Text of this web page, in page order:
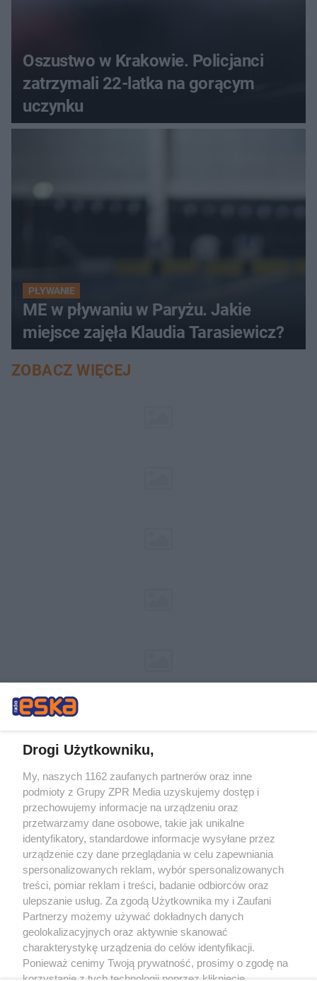
Oszustwo w Krakowie. Policjanci
zatrzymali 22-latka na gorącym
uczynku
PŁYWANIE
ME w pływaniu w Paryżu. Jakie
miejsce zajęła Klaudia Tarasiewicz?
ZOBACZ WIĘCEJ
Żaden utwór zamieszczony w serwisie nie może być powielany i
rozpowszechniany lub dalej rozpowszechniany w jakikolwiek sposób (w
tym także elektroniczny lub mechaniczny) na jakimkolwiek polu
eksploatacji w jakiejkolwiek formie, włącznie z umieszczaniem w Internecie
bez pisemnej zgody właściciela praw. Jakiekolwiek użycie lub
wykorzystanie utworów w całości lub w części z naruszeniem prawa, tzn.
bez właściwej zgody, jest zabronione pod groźbą kary i może być ścigane
prawnie.
O nas
Drogi Użytkowniku,
My, naszych 1162 zaufanych partnerów oraz inne
podmioty z Grupy ZPR Media uzyskujemy dostęp i
przechowujemy informacje na urządzeniu oraz
przetwarzamy dane osobowe, takie jak unikalne
identyfikatory, standardowe informacje wysyłane przez
urządzenie czy dane przeglądania w celu zapewniania
spersonalizowanych reklam, wybór spersonalizowanych
treści, pomiar reklam i treści, badanie odbiorców oraz
ulepszanie usług. Za zgodą Użytkownika my i Zaufani
Partnerzy możemy używać dokładnych danych
geolokalizacyjnych oraz aktywnie skanować
charakterystykę urządzenia do celów identyfikacji.
Ponieważ cenimy Twoją prywatność, prosimy o zgodę na
korzystanie z tych technologii poprzez kliknięcie